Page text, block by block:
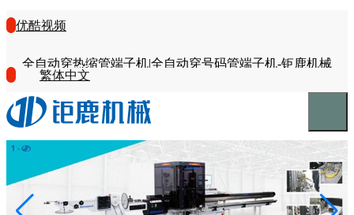
优酷视频
全自动穿热缩管端子机|全自动穿号码管端子机-钜鹿机械
繁体中文